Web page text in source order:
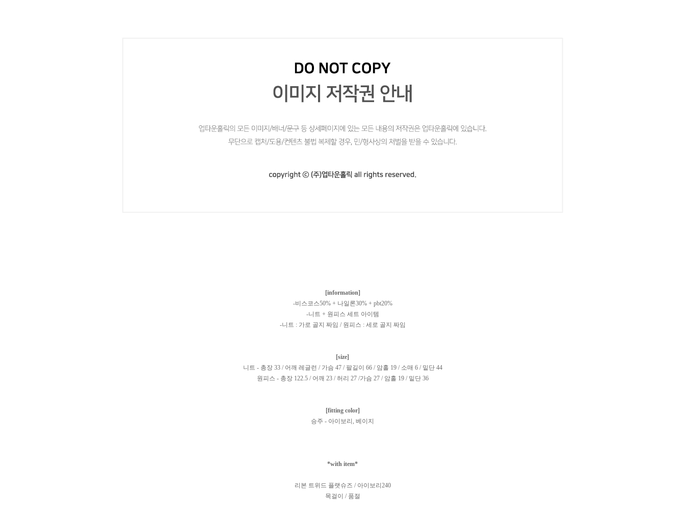
[information]
-비스코스50% + 나일론30% + pbt20%
-니트 + 원피스 세트 아이템
-니트 : 가로 골지 짜임 / 원피스 : 세로 골지 짜임
[size]
니트 - 총장 33 / 어깨 레글런 / 가슴 47 / 팔길이 66 / 암홀 19 / 소매 6 / 밑단 44
원피스 - 총장 122.5 / 어깨 23 / 허리 27 /가슴 27 / 암홀 19 / 밑단 36
[fitting color]
승주 - 아이보리, 베이지
*with item*
리본 트위드 플랫슈즈 / 아이보리240
목걸이 / 품절